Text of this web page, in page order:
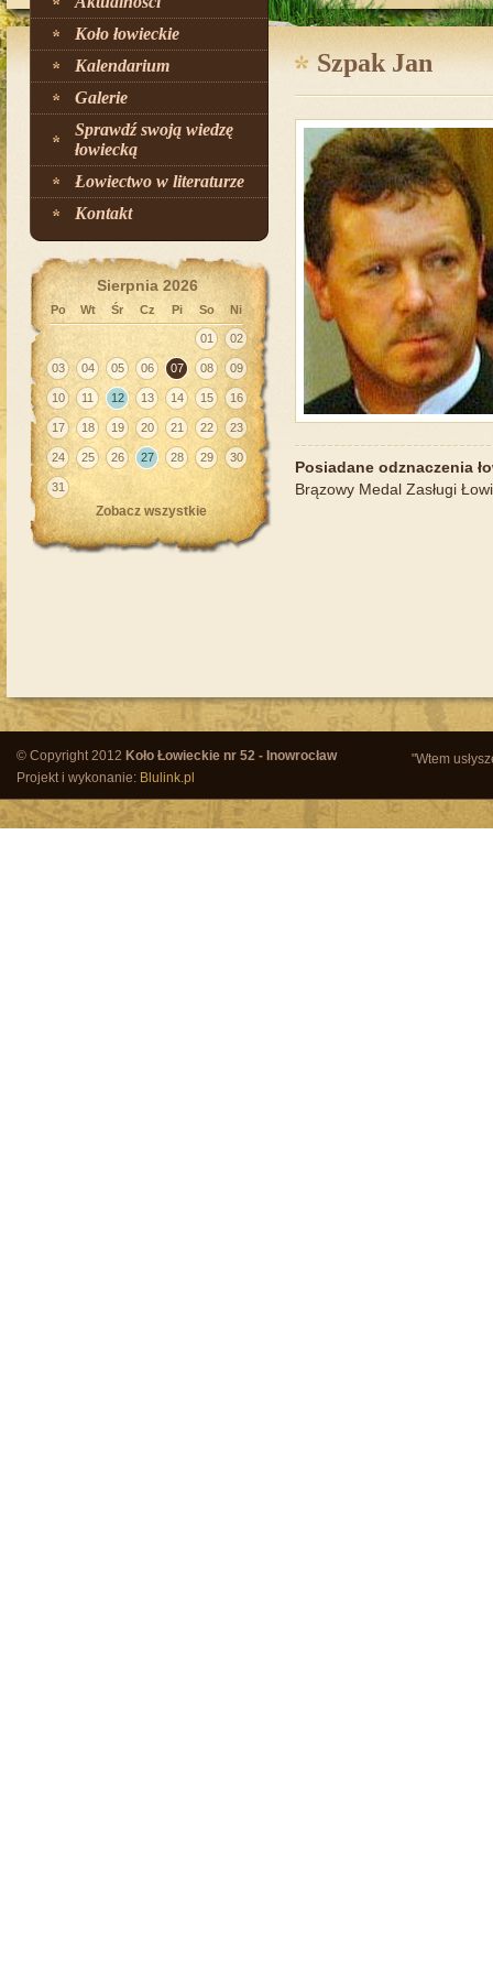
Koło łowieckie
Kalendarium
Galerie
Sprawdź swoją wiedzę
łowiecką
Łowiectwo w literaturze
Kontakt
Sierpnia 2026
Po Wt Śr Cz Pi So Ni
01 02
03 04 05 06 07 08 09
10 11 12 13 14 15 16
17 18 19 20 21 22 23
24 25 26 27 28 29 30
31
Zobacz wszystkie
Szpak Jan
Posiadane odznaczenia
Brązowy Medal Zasługi
"Wtem
© Copyright 2012 Koło Łowieckie nr 52 - Inowrocław
Projekt i wykonanie: Blulink.pl